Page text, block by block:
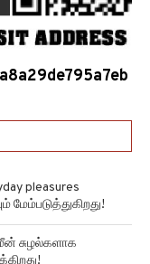
சுழல்களாக